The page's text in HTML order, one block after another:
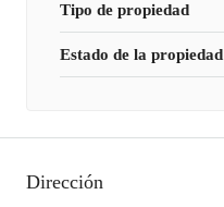
Tipo de propiedad
Estado de la propiedad
Dirección